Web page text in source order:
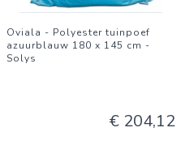
Oviala - Polyester tuinpoef
azuurblauw 180 x 145 cm -
Solys
€ 204,12